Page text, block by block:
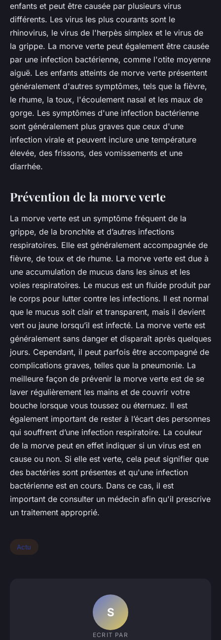
enfants et peut être causée par plusieurs virus
différents. Les virus les plus courants sont le
rhinovirus, le virus de l'herpès simplex et le virus de
la grippe. La morve verte peut également être causée
par une infection bactérienne, comme l'otite moyenne
aiguë. Les enfants atteints de morve verte présentent
généralement d'autres symptômes, tels que la fièvre,
le rhume, la toux, l'écoulement nasal et les maux de
gorge. Les symptômes d'une infection bactérienne
sont généralement plus graves que ceux d'une
infection virale et peuvent inclure une température
élevée, des frissons, des vomissements et une
diarrhée.
Prévention de la morve verte
La morve verte est un symptôme fréquent de la
grippe, de la bronchite et d’autres infections
respiratoires. Elle est généralement accompagnée de
fièvre, de toux et de rhume. La morve verte est due à
une accumulation de mucus dans les sinus et les
voies respiratoires. Le mucus est un fluide produit par
le corps pour lutter contre les infections. Il est normal
que le mucus soit clair et transparent, mais il devient
vert ou jaune lorsqu’il est infecté. La morve verte est
généralement sans danger et disparaît après quelques
jours. Cependant, il peut parfois être accompagné de
complications graves, telles que la pneumonie. La
meilleure façon de prévenir la morve verte est de se
laver régulièrement les mains et de couvrir votre
bouche lorsque vous toussez ou éternuez. Il est
également important de rester à l’écart des personnes
qui souffrent d’une infection respiratoire. La couleur
de la morve peut en effet indiquer si un virus est en
cause ou non. Si elle est verte, cela peut signifier que
des bactéries sont présentes et qu'une infection
bactérienne est en cours. Dans ce cas, il est
important de consulter un médecin afin qu'il prescrive
un traitement approprié.
Actu
S
ECRIT PAR